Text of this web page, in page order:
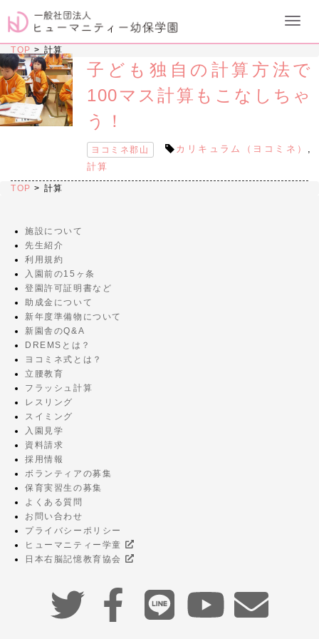
TOP > 計算
子ども独自の計算方法で
100マス計算もこなしちゃ
う！
ヨコミネ郡山 カリキュラム（ヨコミネ） ,
計算
TOP > 計算
施設について
先生紹介
利用規約
入園前の15ヶ条
登園許可証明書など
助成金について
新年度準備物について
新園舎のQ&A
DREMSとは？
ヨコミネ式とは？
立腰教育
フラッシュ計算
レスリング
スイミング
入園見学
資料請求
採用情報
ボランティアの募集
保育実習生の募集
よくある質問
お問い合わせ
プライバシーポリシー
ヒューマニティー学童
日本右脳記憶教育協会